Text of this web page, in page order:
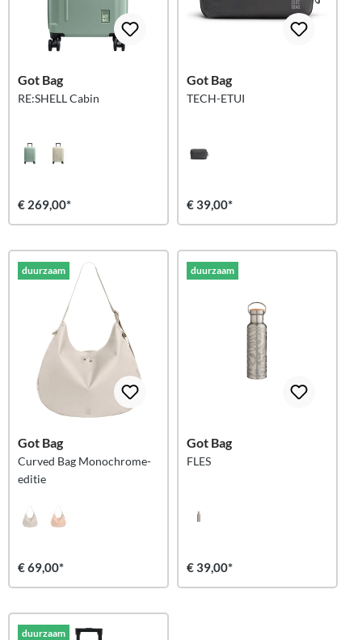
Got Bag
RE:SHELL Cabin
€ 269,00*
Got Bag
TECH-ETUI
€ 39,00*
duurzaam
Got Bag
Curved Bag Monochrome-
editie
€ 69,00*
duurzaam
Got Bag
FLES
€ 39,00*
duurzaam